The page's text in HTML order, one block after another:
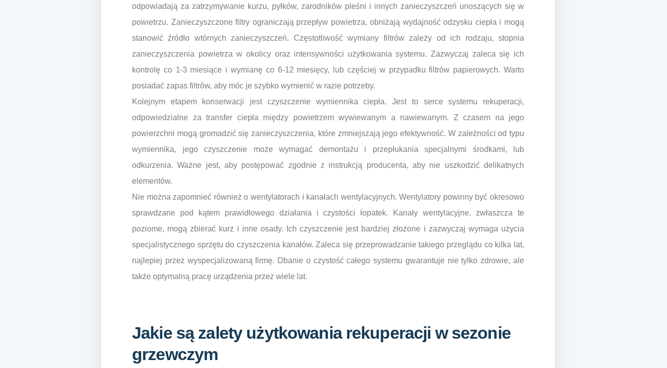
odpowiadają za zatrzymywanie kurzu, pyłków, zarodników pleśni i innych zanieczyszczeń unoszących się w
powietrzu. Zanieczyszczone filtry ograniczają przepływ powietrza, obniżają wydajność odzysku ciepła i mogą
stanowić źródło wtórnych zanieczyszczeń. Częstotliwość wymiany filtrów zależy od ich rodzaju, stopnia
zanieczyszczenia powietrza w okolicy oraz intensywności użytkowania systemu. Zazwyczaj zaleca się ich
kontrolę co 1-3 miesiące i wymianę co 6-12 miesięcy, lub częściej w przypadku filtrów papierowych. Warto
posiadać zapas filtrów, aby móc je szybko wymienić w razie potrzeby.
Kolejnym etapem konserwacji jest czyszczenie wymiennika ciepła. Jest to serce systemu rekuperacji,
odpowiedzialne za transfer ciepła między powietrzem wywiewanym a nawiewanym. Z czasem na jego
powierzchni mogą gromadzić się zanieczyszczenia, które zmniejszają jego efektywność. W zależności od typu
wymiennika, jego czyszczenie może wymagać demontażu i przepłukania specjalnymi środkami, lub
odkurzenia. Ważne jest, aby postępować zgodnie z instrukcją producenta, aby nie uszkodzić delikatnych
elementów.
Nie można zapomnieć również o wentylatorach i kanałach wentylacyjnych. Wentylatory powinny być okresowo
sprawdzane pod kątem prawidłowego działania i czystości łopatek. Kanały wentylacyjne, zwłaszcza te
poziome, mogą zbierać kurz i inne osady. Ich czyszczenie jest bardziej złożone i zazwyczaj wymaga użycia
specjalistycznego sprzętu do czyszczenia kanałów. Zaleca się przeprowadzanie takiego przeglądu co kilka lat,
najlepiej przez wyspecjalizowaną firmę. Dbanie o czystość całego systemu gwarantuje nie tylko zdrowie, ale
także optymalną pracę urządzenia przez wiele lat.
Jakie są zalety użytkowania rekuperacji w sezonie
grzewczym